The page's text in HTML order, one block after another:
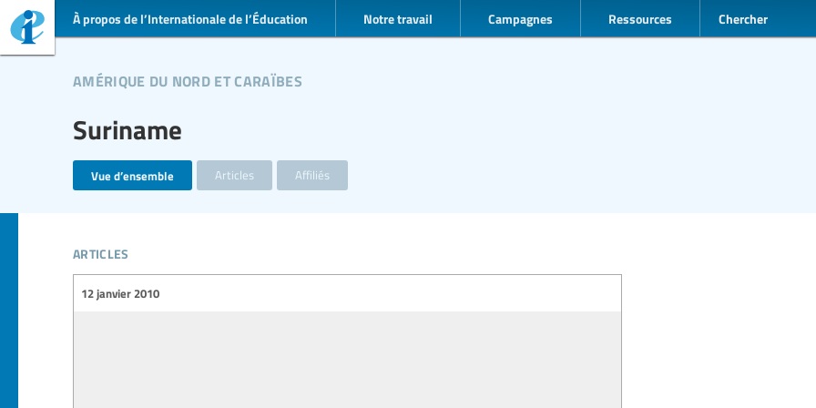
À propos de l’Internationale de l’Éducation Notre travail Campagnes Ressources Chercher
Suriname
amérique du nord et caraïbes
Vue d’ensemble Articles Affiliés
articles
12 janvier 2010